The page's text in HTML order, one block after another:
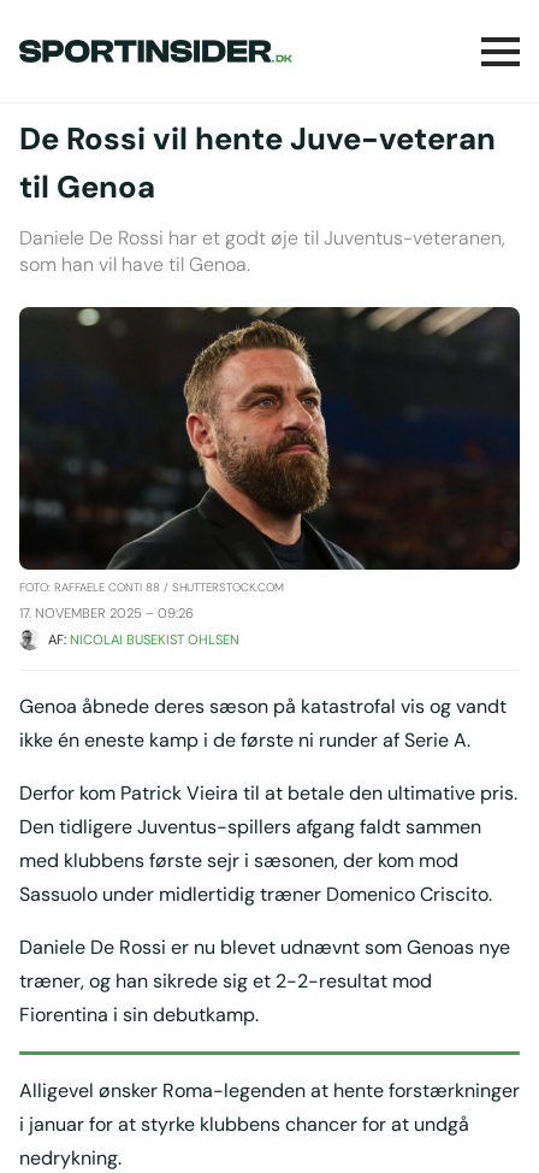
De Rossi vil hente Juve-veteran
til Genoa
Daniele De Rossi har et godt øje til Juventus-veteranen,
som han vil have til Genoa.
FOTO: RAFFAELE CONTI 88 / SHUTTERSTOCK.COM
17. NOVEMBER 2025 – 09:26
AF: NICOLAI BUSEKIST OHLSEN
Genoa åbnede deres sæson på katastrofal vis og vandt
ikke én eneste kamp i de første ni runder af Serie A.
Derfor kom Patrick Vieira til at betale den ultimative pris.
Den tidligere Juventus-spillers afgang faldt sammen
med klubbens første sejr i sæsonen, der kom mod
Sassuolo under midlertidig træner Domenico Criscito.
Daniele De Rossi er nu blevet udnævnt som Genoas nye
træner, og han sikrede sig et 2-2-resultat mod
Fiorentina i sin debutkamp.
Alligevel ønsker Roma-legenden at hente forstærkninger
i januar for at styrke klubbens chancer for at undgå
nedrykning.